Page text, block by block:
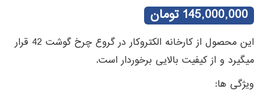
4.50
از 5
در
امتیازدهی
145,000,000 تومان
این محصول از کارخانه الکتروکار در گروع چرخ گوشت 42 قرار
میگیرد و از کیفیت بالایی برخوردار است.
ویژگی ها: